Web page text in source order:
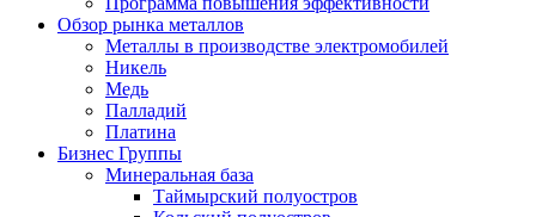
Обзор рынка металлов
Металлы в производстве электромобилей
Никель
Медь
Палладий
Платина
Бизнес Группы
Минеральная база
Таймырский полуостров